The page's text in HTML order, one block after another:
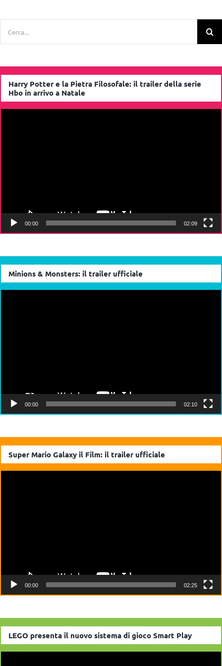
Harry Potter e la Pietra Filosofale: il trailer della serie
Hbo in arrivo a Natale
00:00 02:09
Minions & Monsters: il trailer ufficiale
00:00 02:10
Super Mario Galaxy il Film: il trailer ufficiale
00:00 02:25
LEGO presenta il nuovo sistema di gioco Smart Play